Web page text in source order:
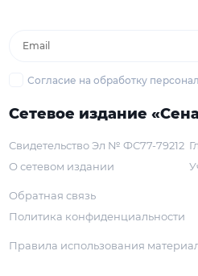
Согласие на обработку
Сетевое издание
Свидетельство Эл № ФС77-79212
О сетевом издании
Обратная связь
Политика конфиденциальности
Правила использования